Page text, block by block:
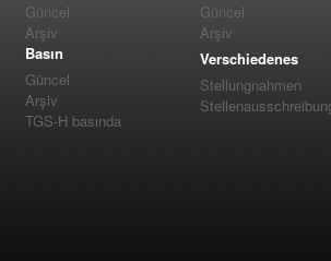
Güncel
Arşiv
Basın
Güncel
Arşiv
TGS-H basında
Güncel
Arşiv
Verschiedenes
Stellungnahmen